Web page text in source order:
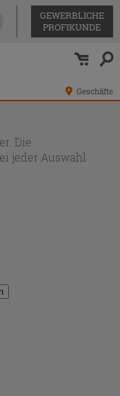
GEWERBLICHE
PROFIKUNDE
Geschäfte
Die
jeder Auswahl